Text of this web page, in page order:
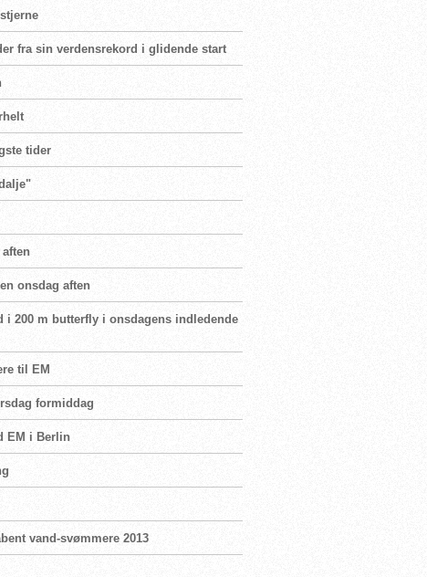
fra sin verdensrekord i glidende start
tider
aften
onsdag aften
i 200 m butterfly i onsdagens indledende
til EM
formiddag
EM i Berlin
vand-svømmere 2013